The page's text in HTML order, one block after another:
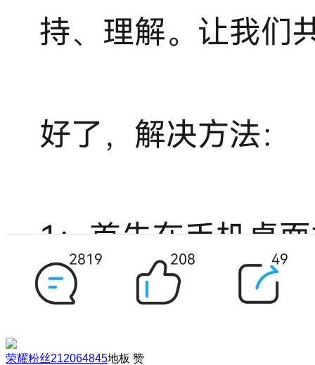
荣耀粉丝212064845地板 赞